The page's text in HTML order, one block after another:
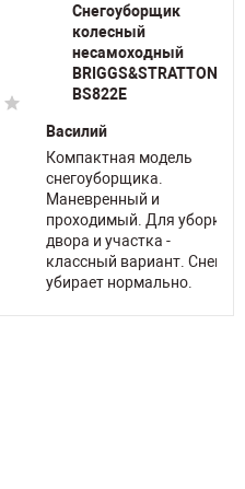
Снегоуборщик
колесный
несамоходный
BRIGGS&STRATTON
BS822E
Василий
Компактная модель
снегоуборщика.
Маневренный и
проходимый. Для уборки
двора и участка -
классный вариант. Снег
убирает нормально.